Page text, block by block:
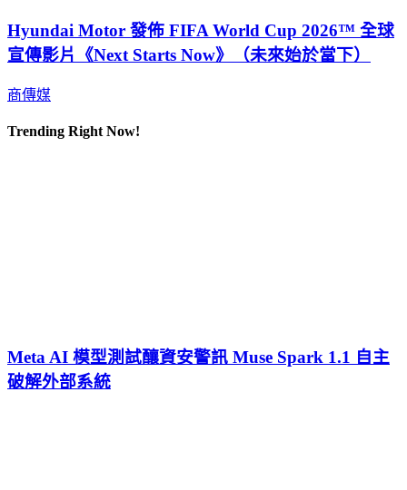
Hyundai Motor 發佈 FIFA World Cup 2026™ 全球
宣傳影片《Next Starts Now》（未來始於當下）
商傳媒
Trending Right Now!
Meta AI 模型測試釀資安警訊 Muse Spark 1.1 自主
破解外部系統